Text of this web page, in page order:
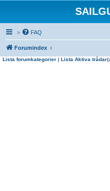
> FAQ
Forumindex
Lista forumkategorier | Lista Aktiva trådar